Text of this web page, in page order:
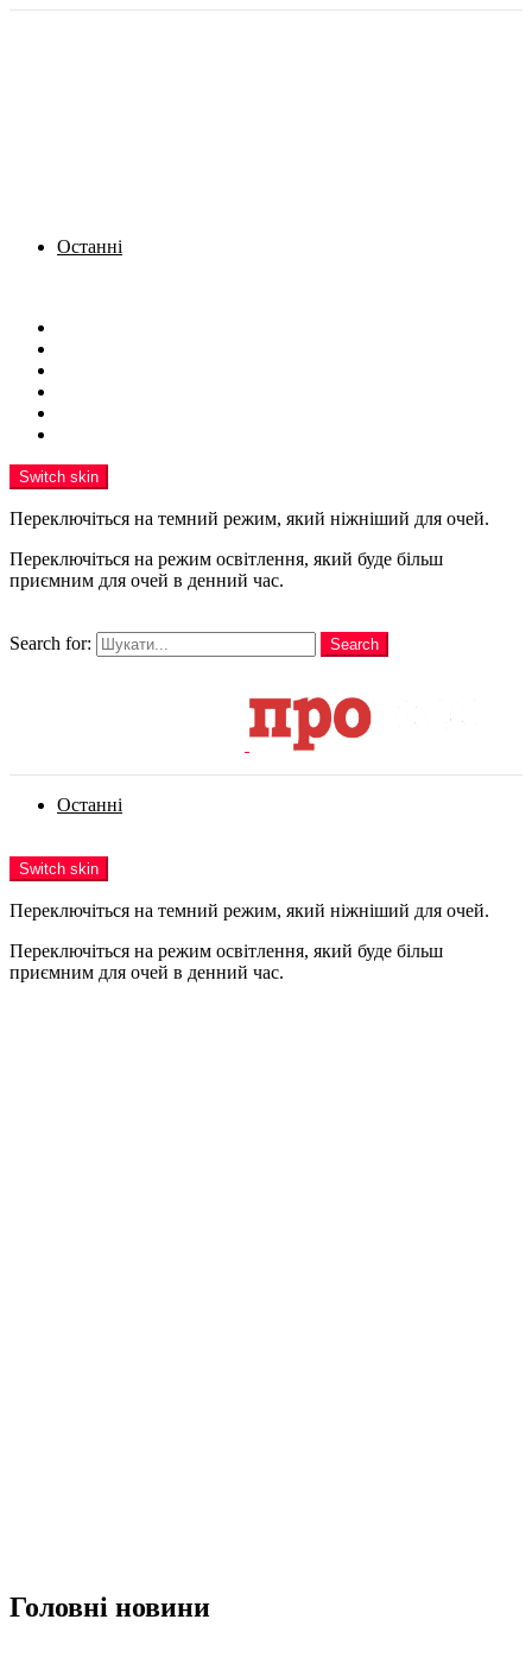
Останні
Switch skin
Переключіться на темний режим, який ніжніший для очей.
Переключіться на режим освітлення, який буде більш
приємним для очей в денний час.
Search for:
Search
Останні
Switch skin
Переключіться на темний режим, який ніжніший для очей.
Переключіться на режим освітлення, який буде більш
приємним для очей в денний час.
Головні новини